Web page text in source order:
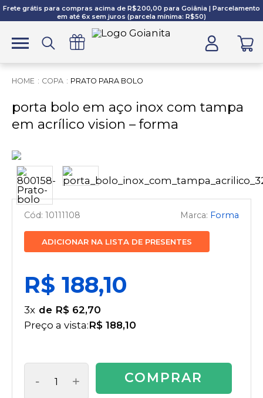
Frete grátis para compras acima de R$200,00 para Goiânia | Parcelamento
em até 6x sem juros (parcela mínima: R$50)
COPA PRATO PARA BOLO
porta bolo em aço inox com tampa
em acrílico vision – forma
10111108 Forma
ADICIONAR NA LISTA DE PRESENTES
R$ 188,10
3x
R$ 62,70
Preço a vista:R$ 188,10
- + COMPRAR